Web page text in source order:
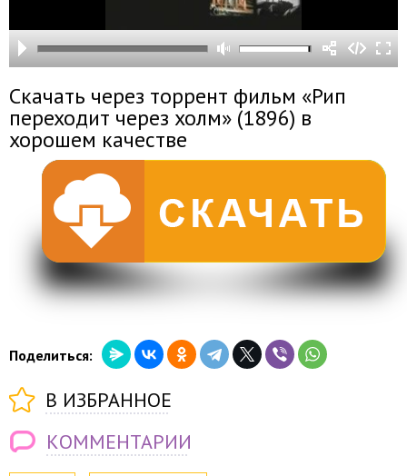
Скачать через торрент фильм «Рип
переходит через холм» (1896) в
хорошем качестве
Поделиться:
В ИЗБРАННОЕ
КОММЕНТАРИИ